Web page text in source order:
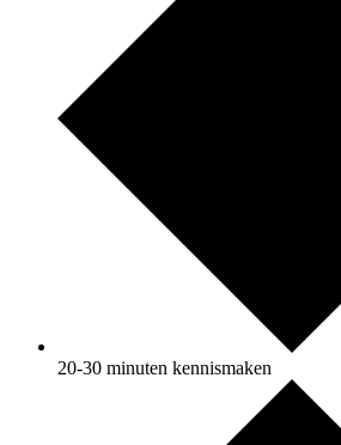
20-30 minuten kennismaken